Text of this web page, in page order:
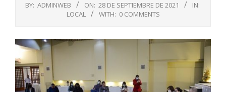
BY: ADMINWEB ON: 28 DE SEPTIEMBRE DE 2021
IN:
LOCAL
WITH: 0 COMMENTS